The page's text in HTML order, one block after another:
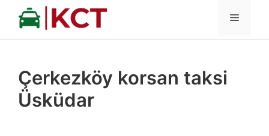
İçeriğe
MENÜ
Çerkezköy korsan taksi
Üsküdar